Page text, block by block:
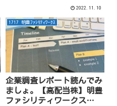
2022.11.10
1717 明豊ﾌｧｼﾘﾃｨﾜｰｸｽ
企業調査レポート読んでみ
ましょ。【高配当株】明豊
ファシリティワークス